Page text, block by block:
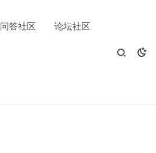
问答社区 论坛社区